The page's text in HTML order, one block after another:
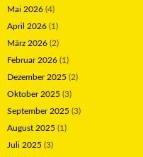
Mai 2026 (4)
April 2026 (1)
März 2026 (2)
Februar 2026 (1)
Dezember 2025 (2)
Oktober 2025 (3)
September 2025 (3)
August 2025 (1)
Juli 2025 (3)